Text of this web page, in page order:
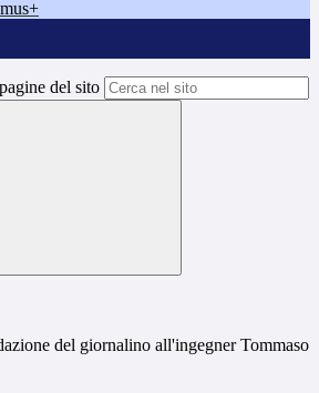
del sito
del giornalino all'ingegner Tommaso